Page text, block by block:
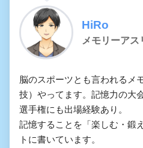
HiRo
メモリーアス
脳のスポーツとも言われるメ
技）やってます。記憶力の大
選手権にも出場経験あり。
記憶することを「楽しむ・鍛
トに書いています。